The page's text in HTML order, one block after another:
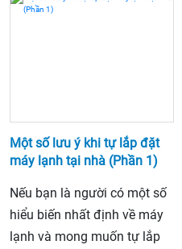
Một số lưu ý khi tự lắp đặt
máy lạnh tại nhà (Phần 1)
Nếu bạn là người có một số
hiểu biến nhất định về máy
lạnh và mong muốn tự lắp